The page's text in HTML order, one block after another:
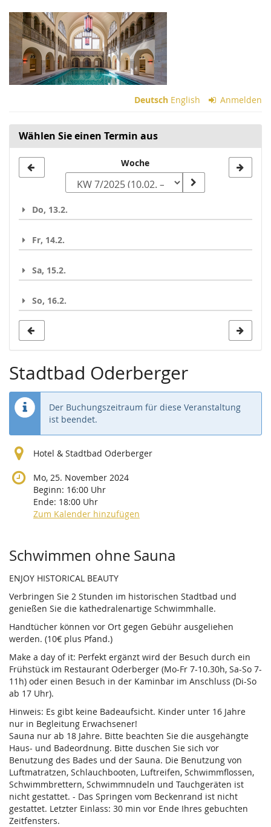
Zum
Haupt-
Inhalt
springen
Deutsch English Anmelden
Wählen Sie einen Termin aus
zur
auswählen
Woche
Do, 13.2.
Fr, 14.2.
Sa, 15.2.
So, 16.2.
Stadtbad Oderberger
Der Buchungszeitraum für diese Veranstaltung
ist beendet.
Hotel & Stadtbad Oderberger
Mo, 25. November 2024
Beginn: 16:00 Uhr
Ende: 18:00 Uhr
Zum Kalender hinzufügen
Produkte
Schwimmen ohne Sauna
ENJOY HISTORICAL BEAUTY
Verbringen Sie 2 Stunden im historischen Stadtbad und
genießen Sie die kathedralenartige Schwimmhalle.
Handtücher können vor Ort gegen Gebühr ausgeliehen
werden. (10€ plus Pfand.)
Make a day of it: Perfekt ergänzt wird der Besuch durch ein
Frühstück im Restaurant Oderberger (Mo-Fr 7-10.30h, Sa-So 7-
11h) oder einen Besuch in der Kaminbar im Anschluss (Di-So
ab 17 Uhr).
Hinweis: Es gibt keine Badeaufsicht. Kinder unter 16 Jahre
nur in Begleitung Erwachsener!
Sauna nur ab 18 Jahre. Bitte beachten Sie die ausgehängte
Haus- und Badeordnung. Bitte duschen Sie sich vor
Benutzung des Bades und der Sauna. Die Benutzung von
Luftmatratzen, Schlauchbooten, Luftreifen, Schwimmflossen,
Schwimmbrettern, Schwimmnudeln und Tauchgeräten ist
nicht gestattet. - Das Springen vom Beckenrand ist nicht
gestattet. Letzter Einlass: 30 min vor Ende Ihres gebuchten
Zeitfensters.